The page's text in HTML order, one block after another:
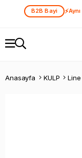
B2B Bayi ⚡
Anasayfa KULP